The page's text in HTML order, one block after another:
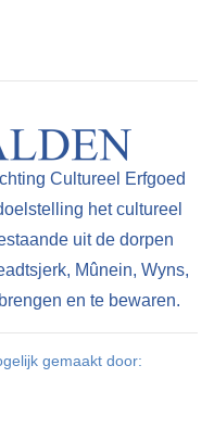
Cultureel Erfgoed
het cultureel
uit de dorpen
Mûnein, Wyns,
en te bewaren.
gemaakt door: